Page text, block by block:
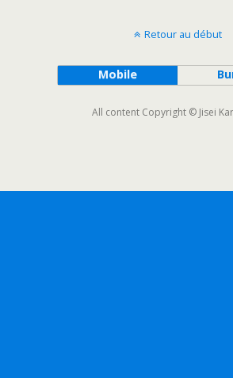
Retour au début
Mobile
All content Copyright © Jisei